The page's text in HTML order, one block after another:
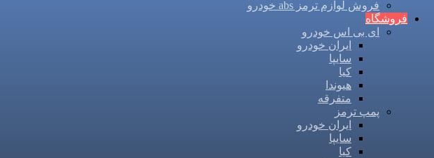
فروش لوازم ترمز abs خودرو
فروشگاه
ای بی اس خودرو
ایران خودرو
سایپا
کیا
هیوندا
متفرقه
پمپ ترمز
ایران خودرو
سایپا
کیا